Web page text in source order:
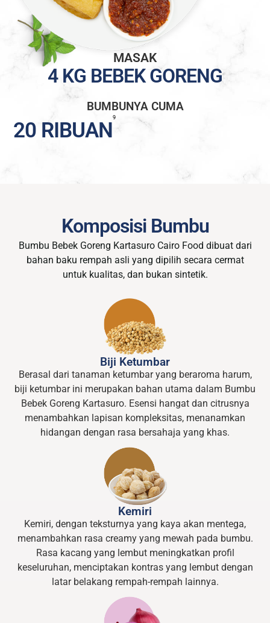
MASAK
4 KG BEBEK GORENG
BUMBUNYA CUMA
20 RIBUAN
9
Komposisi Bumbu
Bumbu Bebek Goreng Kartasuro Cairo Food dibuat dari
bahan baku rempah asli yang dipilih secara cermat
untuk kualitas, dan bukan sintetik.
Biji Ketumbar
Berasal dari tanaman ketumbar yang beraroma harum,
biji ketumbar ini merupakan bahan utama dalam Bumbu
Bebek Goreng Kartasuro. Esensi hangat dan citrusnya
menambahkan lapisan kompleksitas, menanamkan
hidangan dengan rasa bersahaja yang khas.
Kemiri
Kemiri, dengan teksturnya yang kaya akan mentega,
menambahkan rasa creamy yang mewah pada bumbu.
Rasa kacang yang lembut meningkatkan profil
keseluruhan, menciptakan kontras yang lembut dengan
latar belakang rempah-rempah lainnya.